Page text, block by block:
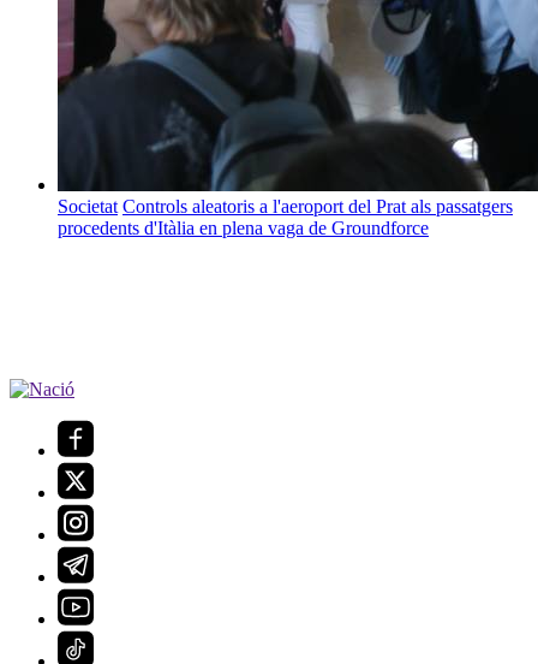
Societat Controls aleatoris a l'aeroport del Prat als passatgers
procedents d'Itàlia en plena vaga de Groundforce